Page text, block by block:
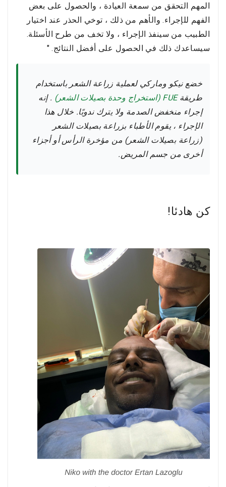
المهم التحقق من سمعة العيادة ، والحصول على بعض
الفهم للإجراء. والأهم من ذلك ، توخي الحذر عند اختيار
الطبيب من سينفذ الإجراء ، ولا تخف من طرح الأسئلة.
سيساعدك ذلك في الحصول على أفضل النتائج. "
خضع نيكو وماركي لعملية زراعة الشعر باستخدام
طريقةFUE (استخراج وحدة بصيلات الشعر)
. إنه
إجراء منخفض الصدمة ولا يترك ندوبًا. خلال هذا
الإجراء ، يقوم الأطباء بزراعة بصيلات الشعر
(زراعة بصيلات الشعر) من مؤخرة الرأس أو أجزاء
أخرى من جسم المريض.
كن هادئا!